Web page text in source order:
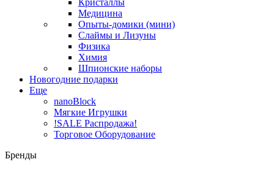
Кристаллы
Медицина
Опыты-домики (мини)
Слаймы и Лизуны
Физика
Химия
Шпионские наборы
Новогодние подарки
Еще
nanoBlock
Мягкие Игрушки
!SALE Распродажа!
Торговое Оборудование
Бренды